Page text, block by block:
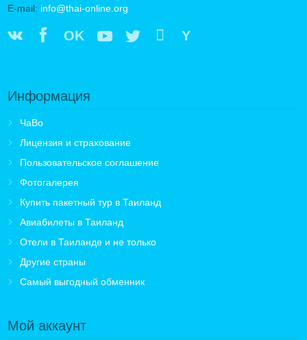
E-mail: info@thai-online.org
OK Y
Информация
ЧаВо
Лицензия и страхование
Пользовательское соглашение
Фотогалерея
Купить пакетный тур в Таиланд
Авиабилеты в Таиланд
Отели в Таиланде и не только
Другие страны
Самый выгодный обменник
Мой аккаунт